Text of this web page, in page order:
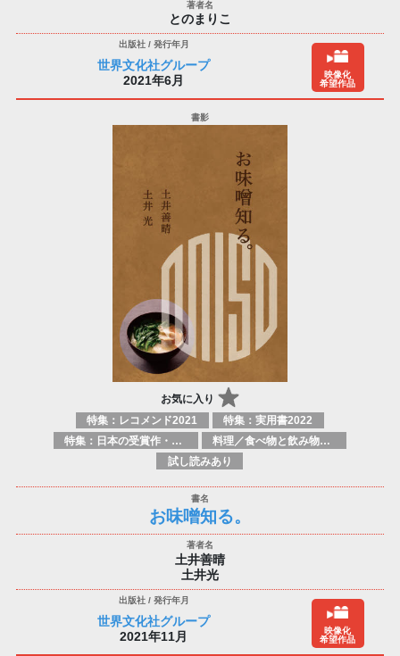
とのまりこ
世界文化社グループ
2021年6月
映像化
希望作品
お気に入り
特集：レコメンド2021
特集：実用書2022
特集：日本の受賞作・ノミネート作品特集
料理／食べ物と飲み物／食に関する記述
試し読みあり
お味噌知る。
土井善晴
土井光
世界文化社グループ
2021年11月
映像化
希望作品